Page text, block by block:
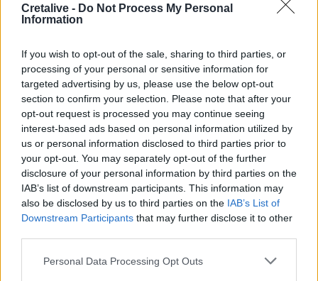
Cretalive - Do Not Process My Personal
Information
If you wish to opt-out of the sale, sharing to third parties, or
processing of your personal or sensitive information for
targeted advertising by us, please use the below opt-out
section to confirm your selection. Please note that after your
opt-out request is processed you may continue seeing
interest-based ads based on personal information utilized by
us or personal information disclosed to third parties prior to
your opt-out. You may separately opt-out of the further
disclosure of your personal information by third parties on the
IAB’s list of downstream participants. This information may
also be disclosed by us to third parties on the IAB’s List of
Downstream Participants that may further disclose it to other
Personal Data Processing Opt Outs
Ο Τραμπ αξιώνει αποζημιώσεις από το Ιράν
282 πυρόπληκτα ζώα διασώθηκαν στη φωτιά της
Αττικοβοιωτίας
20:16
Ντίκμαν: Ανακοινώθηκε, προπονήθηκε και είναι έτοιμος
για το Σούπερ Καπ
19:42
Βενιζέλειο: Έπεσε τμήμα της οροφής στο γραφείο
επιμελητών ιατρών!
19:38